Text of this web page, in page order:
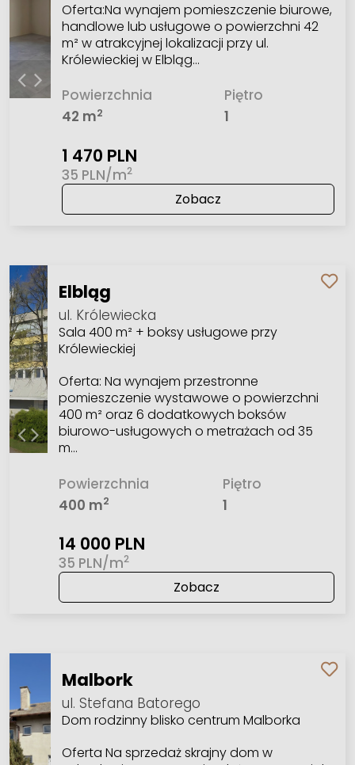
Oferta:Na wynajem pomieszczenie biurowe,
handlowe lub usługowe o powierzchni 42
m² w atrakcyjnej lokalizacji przy ul.
Królewieckiej w Elbląg…
Powierzchnia
42 m2
Piętro
1
1 470 PLN
35 PLN/m2
Zobacz
Elbląg
ul. Królewiecka
Sala 400 m² + boksy usługowe przy
Królewieckiej
Oferta: Na wynajem przestronne
pomieszczenie wystawowe o powierzchni
400 m² oraz 6 dodatkowych boksów
biurowo-usługowych o metrażach od 35
m…
Powierzchnia
400 m2
Piętro
1
14 000 PLN
35 PLN/m2
Zobacz
Malbork
ul. Stefana Batorego
Dom rodzinny blisko centrum Malborka
Oferta Na sprzedaż skrajny dom w